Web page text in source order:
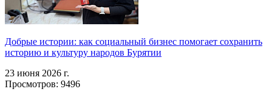
Добрые истории: как социальный бизнес помогает сохранить
историю и культуру народов Бурятии
23 июня 2026 г.
Просмотров: 9496